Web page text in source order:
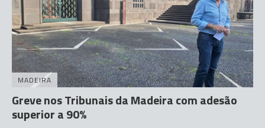
MADEIRA
Greve nos Tribunais da Madeira com adesão
superior a 90%